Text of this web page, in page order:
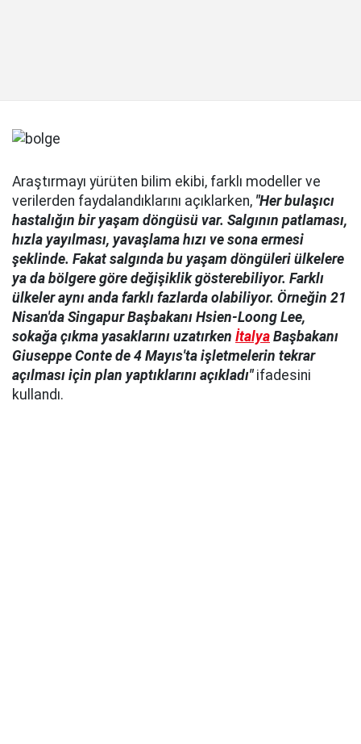
Araştırmayı yürüten bilim ekibi, farklı modeller ve
verilerden faydalandıklarını açıklarken, "Her bulaşıcı
hastalığın bir yaşam döngüsü var. Salgının patlaması,
hızla yayılması, yavaşlama hızı ve sona ermesi
şeklinde. Fakat salgında bu yaşam döngüleri ülkelere
ya da bölgere göre değişiklik gösterebiliyor. Farklı
ülkeler aynı anda farklı fazlarda olabiliyor. Örneğin 21
Nisan'da Singapur Başbakanı Hsien-Loong Lee,
sokağa çıkma yasaklarını uzatırken İtalya Başbakanı
Giuseppe Conte de 4 Mayıs'ta işletmelerin tekrar
açılması için plan yaptıklarını açıkladı"ifadesini
kullandı.